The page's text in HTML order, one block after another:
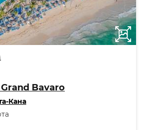
Bavaro
Кана